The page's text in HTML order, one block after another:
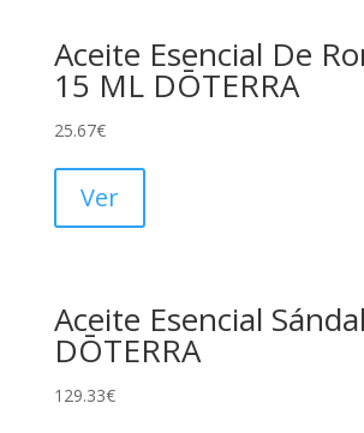
Aceite Esencial De
15 ML DŌTERRA
25.67€
Ver
Aceite Esencial
DŌTERRA
129.33€